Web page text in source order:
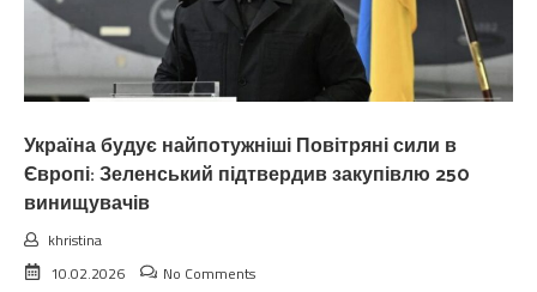
Україна будує найпотужніші Повітряні сили в
Європі: Зеленський підтвердив закупівлю 250
винищувачів
khristina
10.02.2026
No Comments